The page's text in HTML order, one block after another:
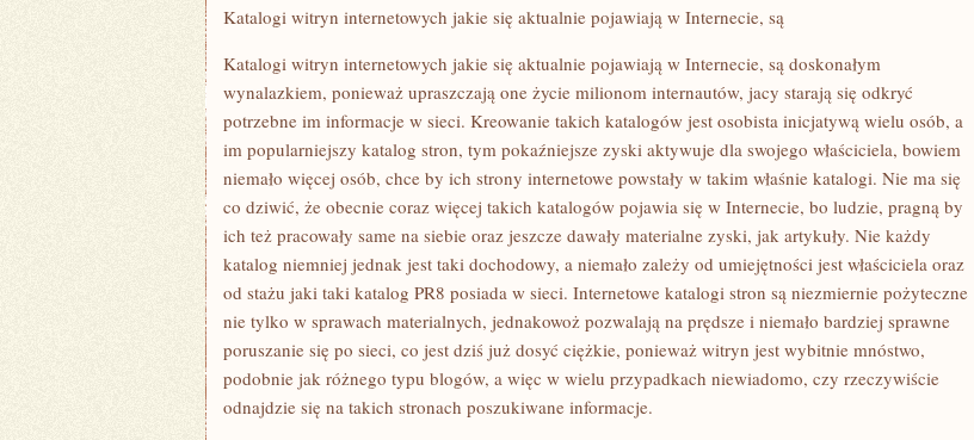
JEST
ZAŁOŻYCIELEM
INTERNETOWEJ,
TO
NA
PEWNO
CHCE
BY
BYŁA
ONA
JAK
W
NAJWIĘKSZYM
STOPNIU
LEGENDARNA
Katalogi witryn internetowych jakie się aktualnie pojawiają w Internecie, są
Katalogi witryn internetowych jakie się aktualnie pojawiają w Internecie, są doskonałym
wynalazkiem, ponieważ upraszczają one życie milionom internautów, jacy starają się odkryć
potrzebne im informacje w sieci. Kreowanie takich katalogów jest osobista inicjatywą wielu osób, a
im popularniejszy katalog stron, tym pokaźniejsze zyski aktywuje dla swojego właściciela, bowiem
niemało więcej osób, chce by ich strony internetowe powstały w takim właśnie katalogi. Nie ma się
co dziwić, że obecnie coraz więcej takich katalogów pojawia się w Internecie, bo ludzie, pragną by
ich też pracowały same na siebie oraz jeszcze dawały materialne zyski, jak artykuły. Nie każdy
katalog niemniej jednak jest taki dochodowy, a niemało zależy od umiejętności jest właściciela oraz
od stażu jaki taki katalog PR8 posiada w sieci. Internetowe katalogi stron są niezmiernie pożyteczne
nie tylko w sprawach materialnych, jednakowoż pozwalają na prędsze i niemało bardziej sprawne
poruszanie się po sieci, co jest dziś już dosyć ciężkie, ponieważ witryn jest wybitnie mnóstwo,
podobnie jak różnego typu blogów, a więc w wielu przypadkach niewiadomo, czy rzeczywiście
odnajdzie się na takich stronach poszukiwane informacje.